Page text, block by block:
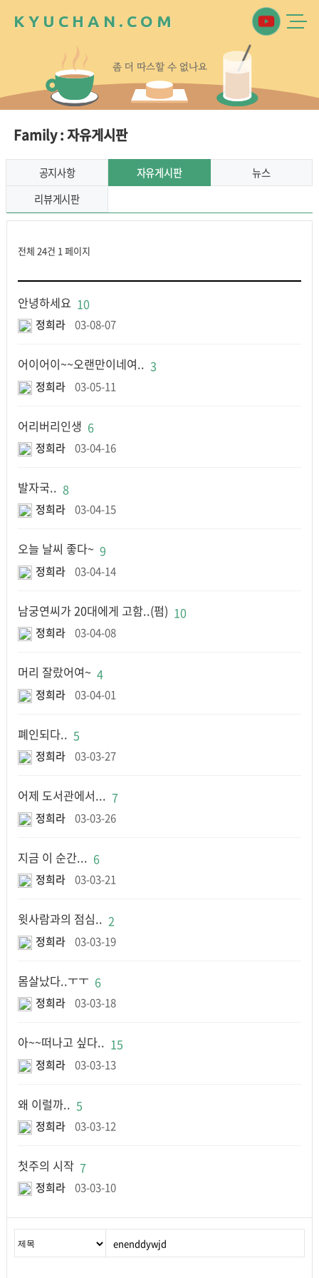
K Y U C H A N . C O M
좀 더 따스할 수 없나요
Family : 자유게시판
공지사항 자유게시판
뉴스
리뷰게시판
전체 24건 1 페이지
안녕하세요 10
정희라 03-08-07
어이어이~~오랜만이네여.. 3
정희라 03-05-11
어리버리인생 6
정희라 03-04-16
발자국.. 8
정희라 03-04-15
오늘 날씨 좋다~ 9
정희라 03-04-14
남궁연씨가 20대에게 고함..(펌) 10
정희라 03-04-08
머리 잘랐어여~ 4
정희라 03-04-01
폐인되다.. 5
정희라 03-03-27
어제 도서관에서... 7
정희라 03-03-26
지금 이 순간... 6
정희라 03-03-21
윗사람과의 점심.. 2
정희라 03-03-19
몸살났다..ㅜㅜ 6
정희라 03-03-18
아~~떠나고 싶다.. 15
정희라 03-03-13
왜 이럴까.. 5
정희라 03-03-12
첫주의 시작 7
정희라 03-03-10